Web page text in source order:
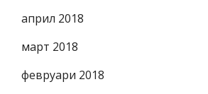
април 2018
март 2018
февруари 2018